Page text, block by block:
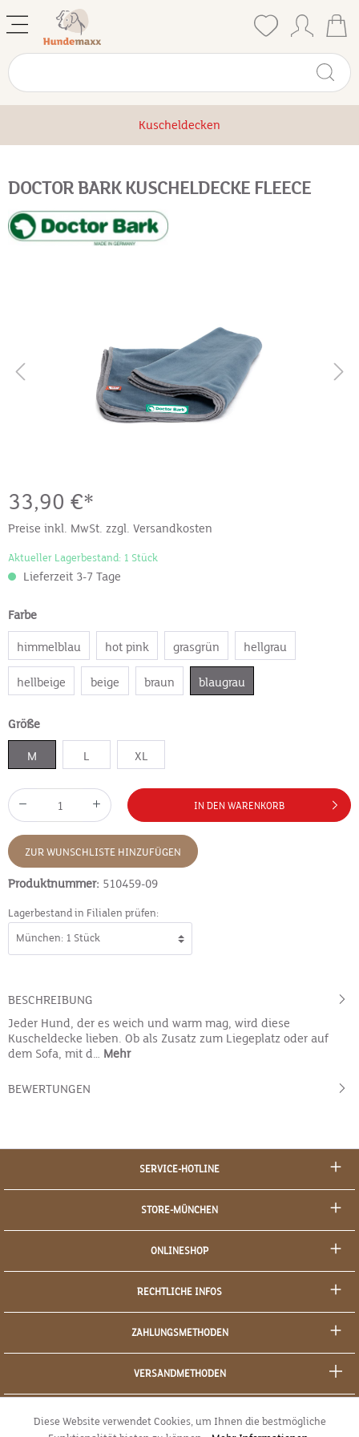
Kuscheldecken
DOCTOR BARK KUSCHELDECKE FLEECE
33,90 €*
Preise inkl. MwSt. zzgl. Versandkosten
Aktueller Lagerbestand: 1 Stück
Lieferzeit 3-7 Tage
Farbe
himmelblau hot pink grasgrün hellgrau
hellbeige beige braun blaugrau
Größe
M L XL
IN DEN WARENKORB
ZUR WUNSCHLISTE HINZUFÜGEN
Produktnummer: 510459-09
Lagerbestand in Filialen prüfen:
BESCHREIBUNG
Jeder Hund, der es weich und warm mag, wird diese
Kuscheldecke lieben. Ob als Zusatz zum Liegeplatz oder auf
dem Sofa, mit d… Mehr
BEWERTUNGEN
SERVICE-HOTLINE
STORE-MÜNCHEN
ONLINESHOP
RECHTLICHE INFOS
ZAHLUNGSMETHODEN
VERSANDMETHODEN
Diese Website verwendet Cookies, um Ihnen die bestmögliche